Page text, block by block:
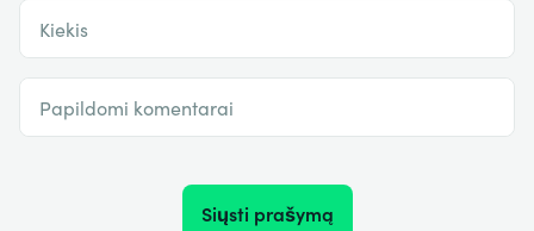
Kiekis
Papildomi komentarai
Siųsti prašymą